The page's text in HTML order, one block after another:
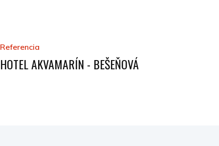
Referencia
HOTEL AKVAMARÍN - BEŠEŇOVÁ